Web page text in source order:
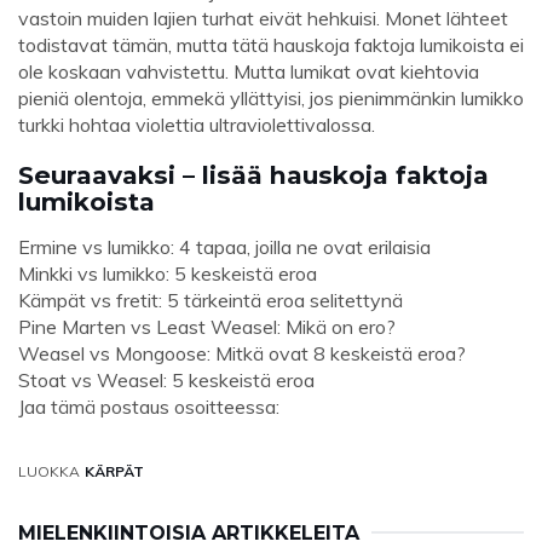
vastoin muiden lajien turhat eivät hehkuisi. Monet lähteet
todistavat tämän, mutta tätä hauskoja faktoja lumikoista ei
ole koskaan vahvistettu. Mutta lumikat ovat kiehtovia
pieniä olentoja, emmekä yllättyisi, jos pienimmänkin lumikko
turkki hohtaa violettia ultraviolettivalossa.
Seuraavaksi – lisää hauskoja faktoja
lumikoista
Ermine vs lumikko: 4 tapaa, joilla ne ovat erilaisia
Minkki vs lumikko: 5 keskeistä eroa
Kämpät vs fretit: 5 tärkeintä eroa selitettynä
Pine Marten vs Least Weasel: Mikä on ero?
Weasel vs Mongoose: Mitkä ovat 8 keskeistä eroa?
Stoat vs Weasel: 5 keskeistä eroa
Jaa tämä postaus osoitteessa:
LUOKKA KÄRPÄT
MIELENKIINTOISIA ARTIKKELEITA